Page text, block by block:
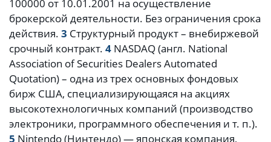
100000 от 10.01.2001 на осуществление
брокерской деятельности. Без ограничения срока
действия. 3 Структурный продукт – внебиржевой
срочный контракт. 4 NASDAQ (англ. National
Association of Securities Dealers Automated
Quotation) – одна из трех основных фондовых
бирж США, специализирующаяся на акциях
высокотехнологичных компаний (производство
электроники, программного обеспечения и т. п.).
5 Nintendo (Нинтендо) — японская компания,